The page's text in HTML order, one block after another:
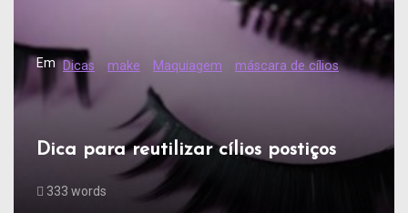
Em Dicas make Maquiagem máscara de cílios
Dica para reutilizar cílios postiços
333 words